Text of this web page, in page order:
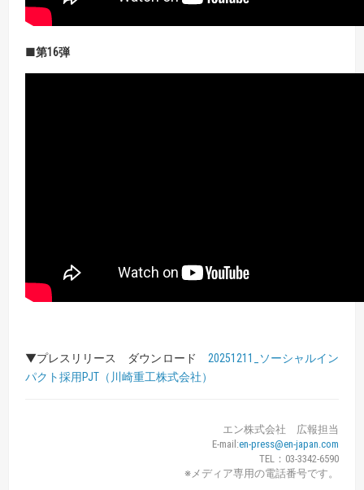
■第16弾
▼プレスリリース ダウンロード 20251211_ソーシャルイン
パクト採用PJT（川崎重工株式会社）
エン株式会社 広報担当
E-mail:en-press@en-japan.com
TEL：03-3342-6590
※メディア専用の電話番号です。